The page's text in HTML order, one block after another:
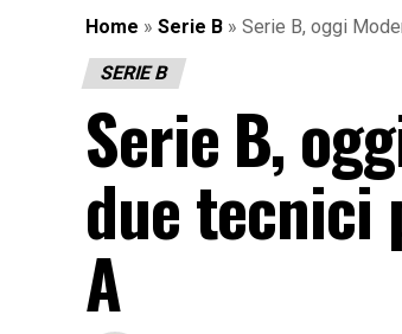
Home » Serie B » Serie B, oggi
SERIE B
Serie B,
due tecnici
A